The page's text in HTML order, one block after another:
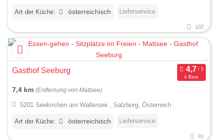
Art der Küche: österreichisch Lieferservice
102
Gasthof Seeburg
4 Bew.
7,4 km (Entfernung von Mattsee)
5201 Seekirchen am Wallersee , Salzburg, Österreich
Art der Küche: österreichisch Lieferservice
91